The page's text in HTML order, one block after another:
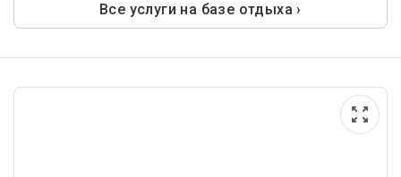
Все услуги на базе отдыха ›